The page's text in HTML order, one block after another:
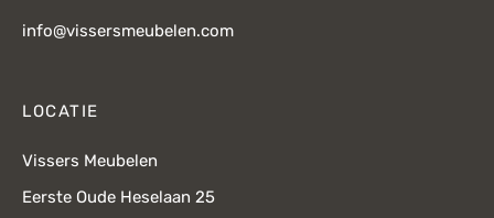
info@vissersmeubelen.com
LOCATIE
Vissers Meubelen
Eerste Oude Heselaan 25